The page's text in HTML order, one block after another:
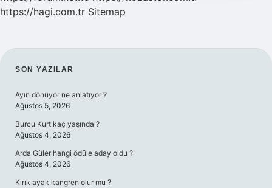
https://hagi.com.tr Sitemap
SIDEBAR
SON YAZILAR
Ayın dönüyor ne anlatıyor ?
Ağustos 5, 2026
Burcu Kurt kaç yaşında ?
Ağustos 4, 2026
Arda Güler hangi ödüle aday oldu ?
Ağustos 4, 2026
Kırık ayak kangren olur mu ?